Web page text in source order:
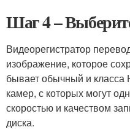
Шаг 4 –
Видеорегистратор
изображение, которое
бывает обычный и класса
камер, с которых могут
скоростью и качеством
диска.